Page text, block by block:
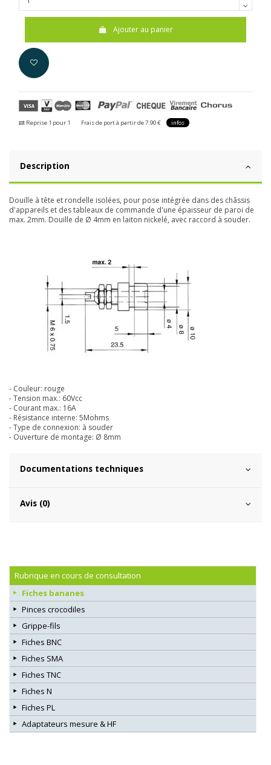
Ajouter au panier
Reprise 1 pour 1 Frais de port à partir de 7.90 € infos
Description
Douille à tête et rondelle isolées, pour pose intégrée dans des châssis
d'appareils et des tableaux de commande d'une épaisseur de paroi de
max. 2mm. Douille de Ø 4mm en laiton nickelé, avec raccord à souder.
- Couleur: rouge
- Tension max.: 60Vcc
- Courant max.: 16A
- Résistance interne: 5Mohms
- Type de connexion: à souder
- Ouverture de montage: Ø 8mm
Documentations techniques
Avis (0)
Rubrique en cours de consultation
Fiches bananes
Pinces crocodiles
Grippe-fils
Fiches BNC
Fiches SMA
Fiches TNC
Fiches N
Fiches PL
Adaptateurs mesure & HF